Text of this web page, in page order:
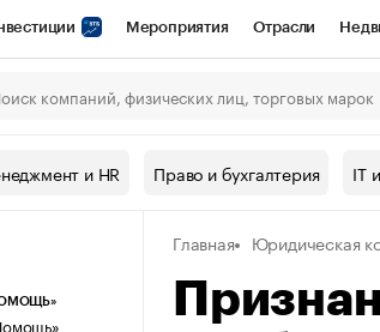
Мероприятия Отрасли
Конференции СПб Спецпроекты Проверка
Рынок наличной валюты
и HR Право и бухгалтерия IT
Главная Юридическая